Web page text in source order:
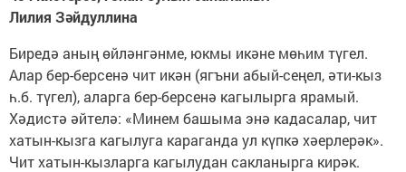
Лилия Зәйдуллина
Биредә аның өйләнгәнме, юкмы икәне мөһим түгел.
Алар бер-берсенә чит икән (ягъни абый-сеңел, әти-кыз
һ.б. түгел), аларга бер-берсенә кагылырга ярамый.
Хәдистә әйтелә: «Минем башыма энә кадасалар, чит
хатын-кызга кагылуга караганда ул күпкә хәерлерәк».
Чит хатын-кызларга кагылудан сакланырга кирәк.